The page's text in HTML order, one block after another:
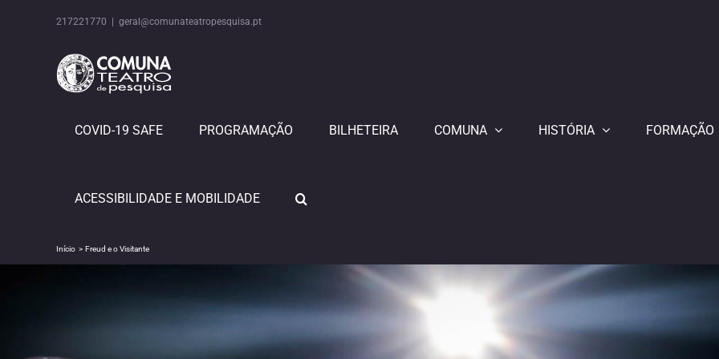
217221770 geral@comunateatropesquisa.pt
COVID-19 SAFE PROGRAMAÇÃO BILHETEIRA COMUNA HISTÓRIA FORMAÇÃO
ACESSIBILIDADE E MOBILIDADE
Início Freud e o Visitante